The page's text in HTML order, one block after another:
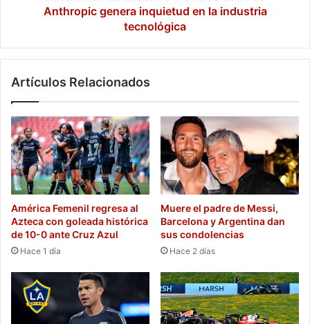
inquietud
industria
Anthropic genera inquietud en la industria
tecnológica
Artículos Relacionados
América Femenil regresa al
Azteca con goleada histórica
de 10-0 ante Cruz Azul
Hace 1 día
Muere el padre de Messi,
Barcelona y Argentina dan
sus condolencias
Hace 2 días